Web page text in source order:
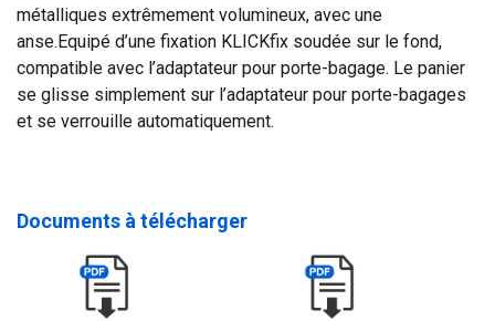
métalliques extrêmement volumineux, avec une
anse.Equipé d’une fixation KLICKfix soudée sur le fond,
compatible avec l’adaptateur pour porte-bagage. Le panier
se glisse simplement sur l’adaptateur pour porte-bagages
et se verrouille automatiquement.
Documents à télécharger